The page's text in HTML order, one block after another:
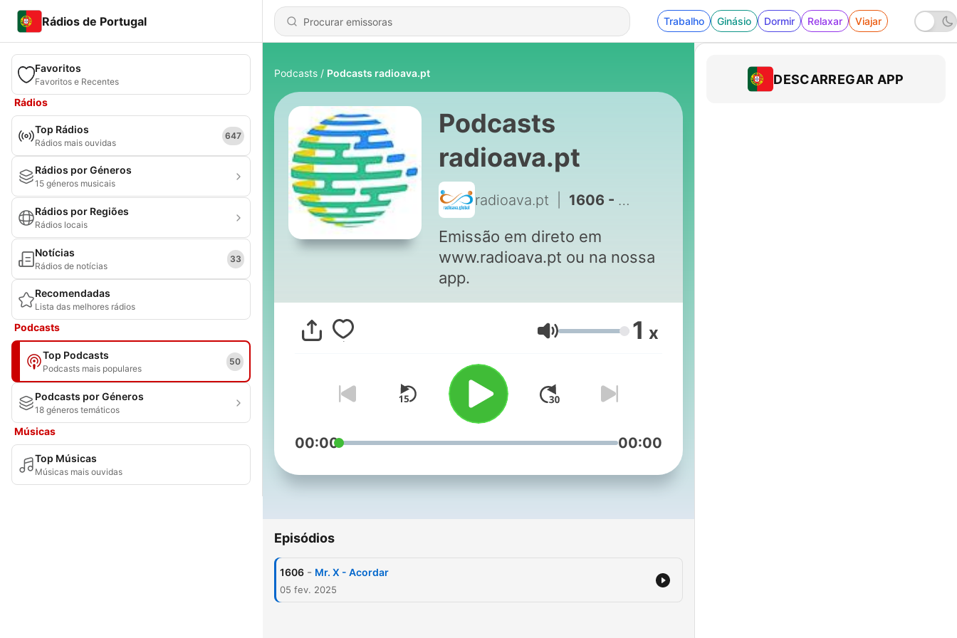
Rádios de Portugal Trabalho Ginásio Dormir Relaxar Viajar
Favoritos
Favoritos e Recentes
Rádios
Top Rádios
Rádios mais ouvidas
647
Rádios por Géneros
15 géneros musicais
Rádios por Regiões
Rádios locais
Notícias
Rádios de notícias
33
Recomendadas
Lista das melhores rádios
Podcasts
Top Podcasts
Podcasts mais populares
50
Podcasts por Géneros
18 géneros temáticos
Músicas
Top Músicas
Músicas mais ouvidas
Podcasts Podcasts radioava.pt
Podcasts
radioava.pt
radioava.pt 1606 - Mr. X - Acordar
Emissão em direto em
www.radioava.pt ou na nossa
app.
Volume 1 x
00:00 00:00
Episódios
1606 - Mr. X - Acordar
05 fev. 2025
DESCARREGAR APP